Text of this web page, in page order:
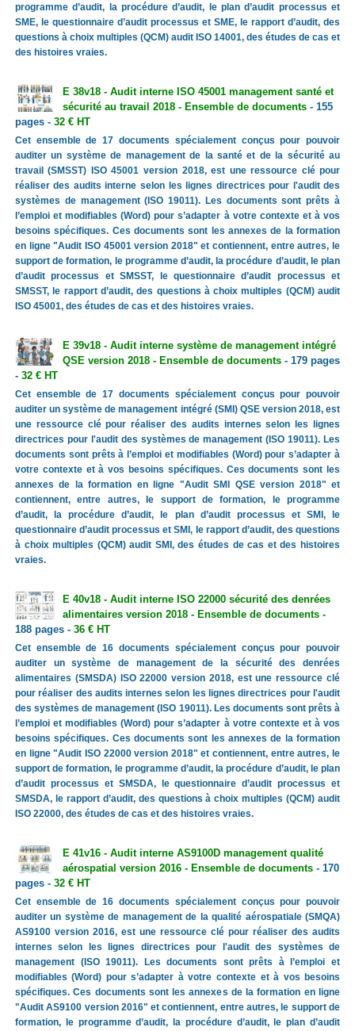
programme d’audit, la procédure d’audit, le plan d’audit processus et
SME, le questionnaire d’audit processus et SME, le rapport d’audit, des
questions à choix multiples (QCM) audit ISO 14001, des études de cas et
des histoires vraies.
E 38v18 - Audit interne ISO 45001 management santé et
sécurité au travail 2018 - Ensemble de documents- 155
pages - 32 € HT
Cet ensemble de 17 documents spécialement conçus pour pouvoir
auditer un système de management de la santé et de la sécurité au
travail (SMSST) ISO 45001 version 2018, est une ressource clé pour
réaliser des audits interne selon les lignes directrices pour l'audit des
systèmes de management (ISO 19011). Les documents sont prêts à
l’emploi et modifiables (Word) pour s’adapter à votre contexte et à vos
besoins spécifiques. Ces documents sont les annexes de la formation
en ligne "Audit ISO 45001 version 2018" et contiennent, entre autres, le
support de formation, le programme d’audit, la procédure d’audit, le plan
d’audit processus et SMSST, le questionnaire d’audit processus et
SMSST, le rapport d’audit, des questions à choix multiples (QCM) audit
ISO 45001, des études de cas et des histoires vraies.
E 39v18 - Audit interne système de management intégré
QSE version 2018 - Ensemble de documents- 179 pages
- 32 € HT
Cet ensemble de 17 documents spécialement conçus pour pouvoir
auditer un système de management intégré (SMI) QSE version 2018, est
une ressource clé pour réaliser des audits internes selon les lignes
directrices pour l'audit des systèmes de management (ISO 19011). Les
documents sont prêts à l’emploi et modifiables (Word) pour s’adapter à
votre contexte et à vos besoins spécifiques. Ces documents sont les
annexes de la formation en ligne "Audit SMI QSE version 2018" et
contiennent, entre autres, le support de formation, le programme
d’audit, la procédure d’audit, le plan d’audit processus et SMI, le
questionnaire d’audit processus et SMI, le rapport d’audit, des questions
à choix multiples (QCM) audit SMI, des études de cas et des histoires
vraies.
E 40v18 - Audit interne ISO 22000 sécurité des denrées
alimentaires version 2018 - Ensemble de documents-
188 pages - 36 € HT
Cet ensemble de 16 documents spécialement conçus pour pouvoir
auditer un système de management de la sécurité des denrées
alimentaires (SMSDA) ISO 22000 version 2018, est une ressource clé
pour réaliser des audits internes selon les lignes directrices pour l'audit
des systèmes de management (ISO 19011). Les documents sont prêts à
l’emploi et modifiables (Word) pour s’adapter à votre contexte et à vos
besoins spécifiques. Ces documents sont les annexes de la formation
en ligne "Audit ISO 22000 version 2018" et contiennent, entre autres, le
support de formation, le programme d’audit, la procédure d’audit, le plan
d’audit processus et SMSDA, le questionnaire d’audit processus et
SMSDA, le rapport d’audit, des questions à choix multiples (QCM) audit
ISO 22000, des études de cas et des histoires vraies.
E 41v16 - Audit interne AS9100D management qualité
aérospatial version 2016 - Ensemble de documents- 170
pages - 32 € HT
Cet ensemble de 16 documents spécialement conçus pour pouvoir
auditer un système de management de la qualité aérospatiale (SMQA)
AS9100 version 2016, est une ressource clé pour réaliser des audits
internes selon les lignes directrices pour l'audit des systèmes de
management (ISO 19011). Les documents sont prêts à l’emploi et
modifiables (Word) pour s’adapter à votre contexte et à vos besoins
spécifiques. Ces documents sont les annexes de la formation en ligne
"Audit AS9100 version 2016" et contiennent, entre autres, le support de
formation, le programme d’audit, la procédure d’audit, le plan d’audit